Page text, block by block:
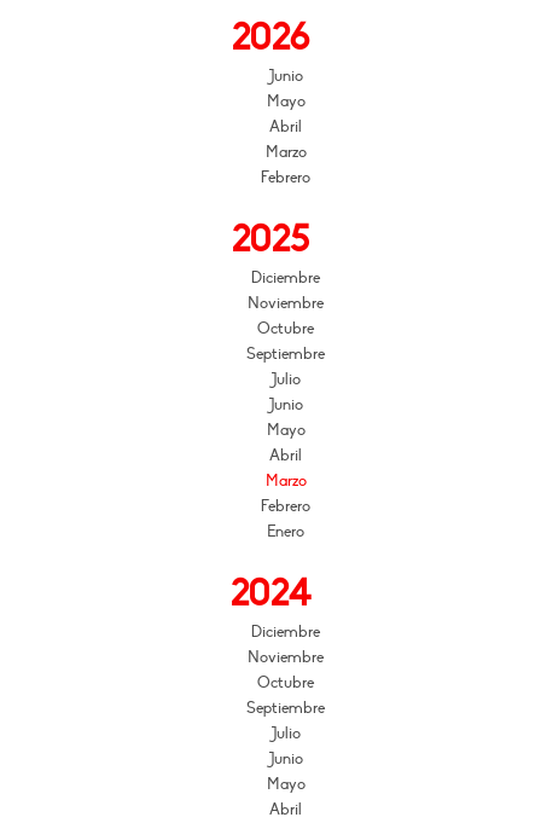
2026
Junio
Mayo
Abril
Marzo
Febrero
2025
Diciembre
Noviembre
Octubre
Septiembre
Julio
Junio
Mayo
Abril
Marzo
Febrero
Enero
2024
Diciembre
Noviembre
Octubre
Septiembre
Julio
Junio
Mayo
Abril